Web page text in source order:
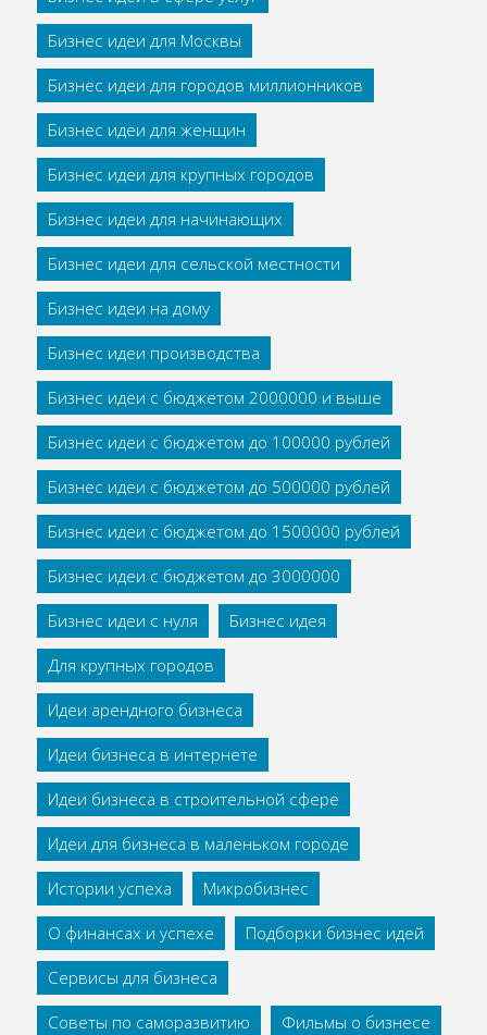
Бизнес идеи для Москвы
Бизнес идеи для городов миллионников
Бизнес идеи для женщин
Бизнес идеи для крупных городов
Бизнес идеи для начинающих
Бизнес идеи для сельской местности
Бизнес идеи на дому
Бизнес идеи производства
Бизнес идеи с бюджетом 2000000 и выше
Бизнес идеи с бюджетом до 100000 рублей
Бизнес идеи с бюджетом до 500000 рублей
Бизнес идеи с бюджетом до 1500000 рублей
Бизнес идеи с бюджетом до 3000000
Бизнес идеи с нуля
Бизнес идея
Для крупных городов
Идеи арендного бизнеса
Идеи бизнеса в интернете
Идеи бизнеса в строительной сфере
Идеи для бизнеса в маленьком городе
Истории успеха
Микробизнес
О финансах и успехе
Подборки бизнес идей
Сервисы для бизнеса
Советы по саморазвитию
Фильмы о бизнесе